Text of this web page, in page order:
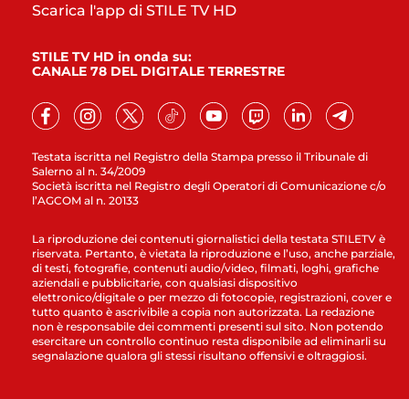
Testata iscritta nel Registro della Stampa presso il Tribunale di
Salerno al n. 34/2009
Società iscritta nel Registro degli Operatori di Comunicazione c/o
l’AGCOM al n. 20133
Scarica l'app di STILE TV HD
STILE TV HD in onda su:
CANALE 78 DEL DIGITALE TERRESTRE
La riproduzione dei contenuti giornalistici della testata STILETV è
riservata. Pertanto, è vietata la riproduzione e l’uso, anche parziale,
di testi, fotografie, contenuti audio/video, filmati, loghi, grafiche
aziendali e pubblicitarie, con qualsiasi dispositivo
elettronico/digitale o per mezzo di fotocopie, registrazioni, cover e
tutto quanto è ascrivibile a copia non autorizzata. La redazione
non è responsabile dei commenti presenti sul sito. Non potendo
esercitare un controllo continuo resta disponibile ad eliminarli su
segnalazione qualora gli stessi risultano offensivi e oltraggiosi.